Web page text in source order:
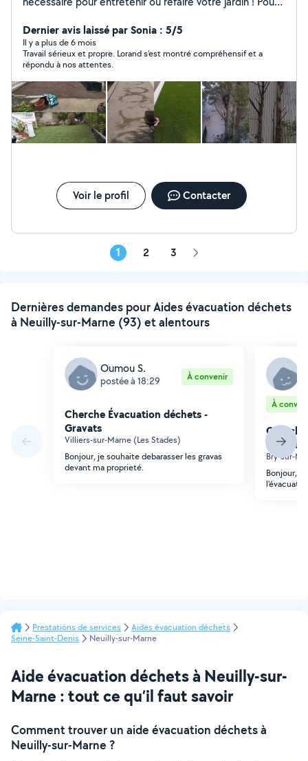
Création, Taille haie, Gazon synthétique, Gazon naturel,
Élagage !!! Etc! Je fais aussi rénovation intérieur : enduit,
peinture etc! Petit bricolage !!!
Dernier avis laissé par Sonia : 5/5
Il y a plus de 6 mois
Travail sérieux et propre. Lorand s'est montré compréhensif et a
répondu à nos attentes.
Voir le profil Contacter
1 2 3 Page
Dernières demandes pour Aides évacuation déchets
à Neuilly-sur-Marne (93) et alentours
Oumou S.
postée à 18:29 À convenir
Cherche Évacuation déchets -
Gravats
Villiers-sur-Marne (Les Stades)
Bonjour, je souhaite debarasser les gravas
devant ma proprieté.
À
Gravats
Bry-sur-
Bonjour,
Prestations de services
Aides évacuation déchets
Seine-Saint-Denis
Neuilly-sur-Marne
Aide évacuation déchets à Neuilly-sur-
Marne : tout ce qu’il faut savoir
Comment trouver un aide évacuation déchets à
Neuilly-sur-Marne ?